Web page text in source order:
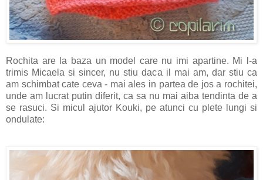
Rochita are la baza un model care nu imi apartine. Mi l-a
trimis Micaela si sincer, nu stiu daca il mai am, dar stiu ca
am schimbat cate ceva - mai ales in partea de jos a rochitei,
unde am lucrat putin diferit, ca sa nu mai aiba tendinta de a
se rasuci. Si micul ajutor Kouki, pe atunci cu plete lungi si
ondulate: